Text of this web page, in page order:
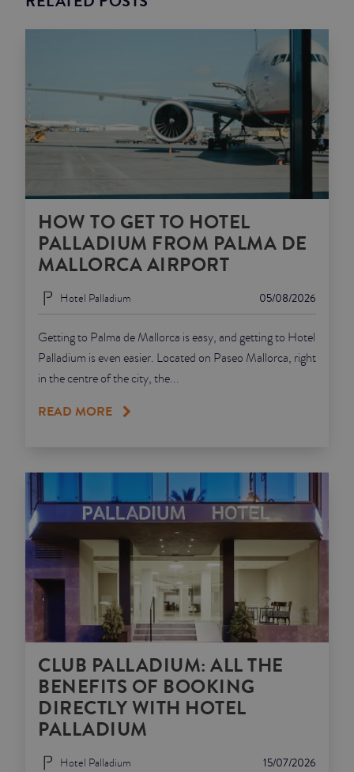
HOW TO GET TO HOTEL
PALLADIUM FROM PALMA DE
MALLORCA AIRPORT
05/08/2026
Hotel Palladium
Getting to Palma de Mallorca is easy, and getting to Hotel
Palladium is even easier. Located on Paseo Mallorca, right
in the centre of the city, the...
READ MORE
CLUB PALLADIUM: ALL THE
BENEFITS OF BOOKING
DIRECTLY WITH HOTEL
PALLADIUM
15/07/2026
Hotel Palladium